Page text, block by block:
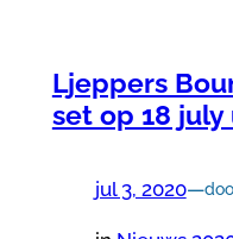
Ljeppers
set op 18 july
jul 3, 2020—